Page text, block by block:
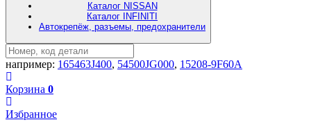
Каталог NISSAN
Каталог INFINITI
Автокрепёж, разъемы, предохранители
например: 165463J400, 54500JG000, 15208-9F60A
Корзина 0
Избранное